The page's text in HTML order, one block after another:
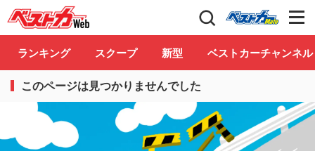
自動車情報誌「ベストカー」 Club
ランキング スクープ 新型 ベストカーチャンネル
このページは見つかりませんでした